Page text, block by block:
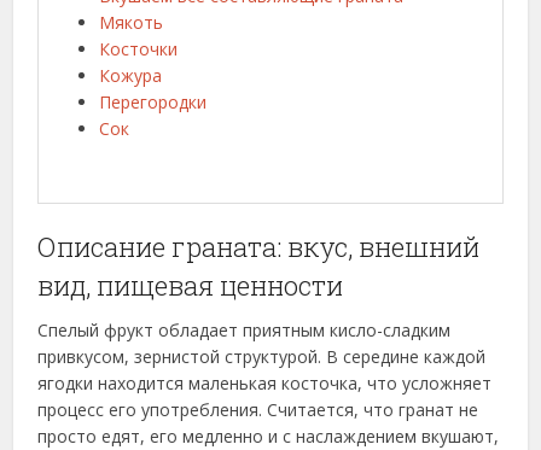
Мякоть
Косточки
Кожура
Перегородки
Сок
Описание граната: вкус, внешний
вид, пищевая ценности
Спелый фрукт обладает приятным кисло-сладким
привкусом, зернистой структурой. В середине каждой
ягодки находится маленькая косточка, что усложняет
процесс его употребления. Считается, что гранат не
просто едят, его медленно и с наслаждением вкушают,